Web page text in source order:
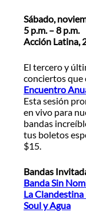
Sábado,
5 p.m. – 8 p.m.
Acción Latina,
El tercero y
conciertos que
Encuentro
Esta sesión
en vivo para
bandas
tus boletos
$15.
Bandas
Banda Sin
La Clandestina
Soul y Agua